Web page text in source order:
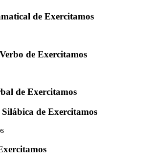
de Exercitamos
de Exercitamos
de Exercitamos
Silábica de Exercitamos